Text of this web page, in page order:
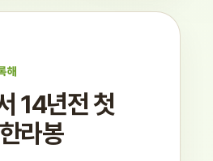
해
14년전 첫
라봉